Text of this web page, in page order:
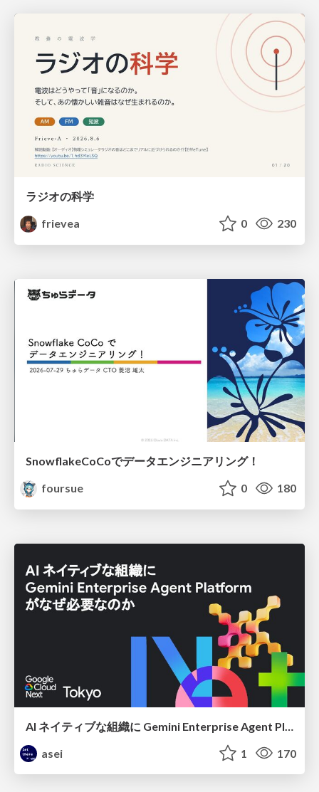
ラジオの科学
frievea
0 230
SnowflakeCoCoでデータエンジニアリング！
foursue
0 180
asei
1 170